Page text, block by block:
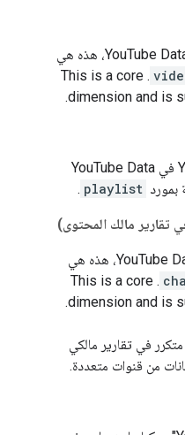
معرّف فيديو على YouTube في YouTube Data API، هذه هي
.
This is a core
dimension and is
.
رقم تعريف قائمة تشغيل على YouTube في YouTube Data
بمورد playlist
.
مالك المحتوى)
معرّف قناة على YouTube في YouTube Data API، هذه هي
.
This is a core
dimension and is
.
في تقارير مالكي
من قنوات متعددة.